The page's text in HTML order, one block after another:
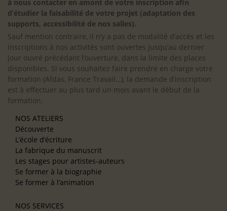
à nous contacter en amont de votre inscription afin
d’étudier la faisabilité de votre projet (adaptation des
supports, accessibilité de nos salles).
Sauf mention contraire, il n’y a pas de modalité d’accès et les
inscriptions à nos activités sont ouvertes jusqu’au dernier
jour ouvré précédant l’ouverture, dans la limite des places
disponibles. Si vous souhaitez faire prendre en charge votre
formation (Afdas, France Travail…), la demande d’inscription
est à effectuer au plus tard un mois avant le début de la
formation.
NOS ATELIERS
Découverte
L’école d’écriture
La fabrique du manuscrit
Les stages pour artistes-auteurs
Se former à la biographie
Se former à l’animation
NOS SERVICES